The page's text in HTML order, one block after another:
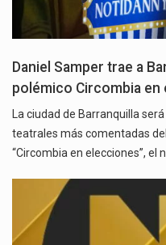
Daniel Samper trae a
polémico Circombia en
La ciudad de Barranquilla
teatrales más comentadas
“Circombia en elecciones”, el